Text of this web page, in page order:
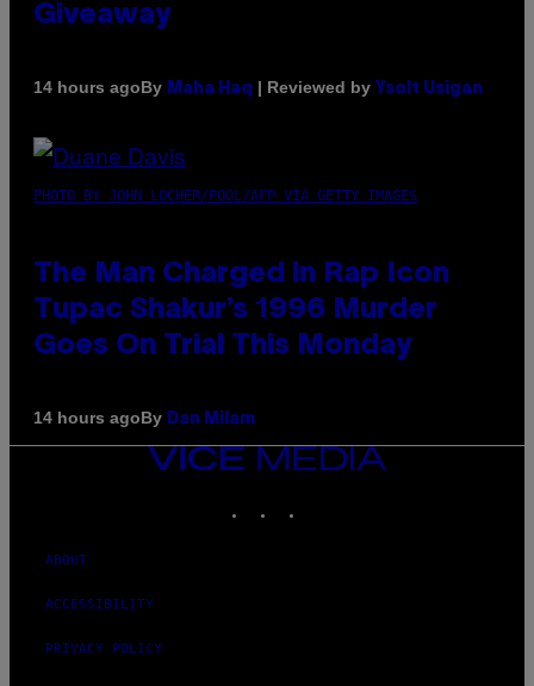
Giveaway
14 hours agoBy Maha Haq | Reviewed by Ysolt Usigan
PHOTO BY JOHN LOCHER/POOL/AFP VIA GETTY IMAGES
The Man Charged in Rap Icon
Tupac Shakur’s 1996 Murder
Goes On Trial This Monday
14 hours agoBy Dan Milam
VICE
MEDIA
ABOUT
ACCESSIBILITY
PRIVACY POLICY